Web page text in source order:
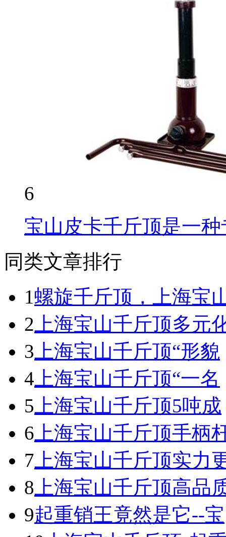
6
宝山皮卡千斤顶是一
同类文章排行
1螺旋千斤顶，上海宝
2 上海宝山千斤顶多元
3 上海宝山千斤顶“形貌
4 上海宝山千斤顶“一名
5 上海宝山千斤顶5吨成
6 上海宝山千斤顶手柄
7 上海宝山千斤顶实力
8 上海宝山千斤顶高品
9起重销王竟然是它--宝